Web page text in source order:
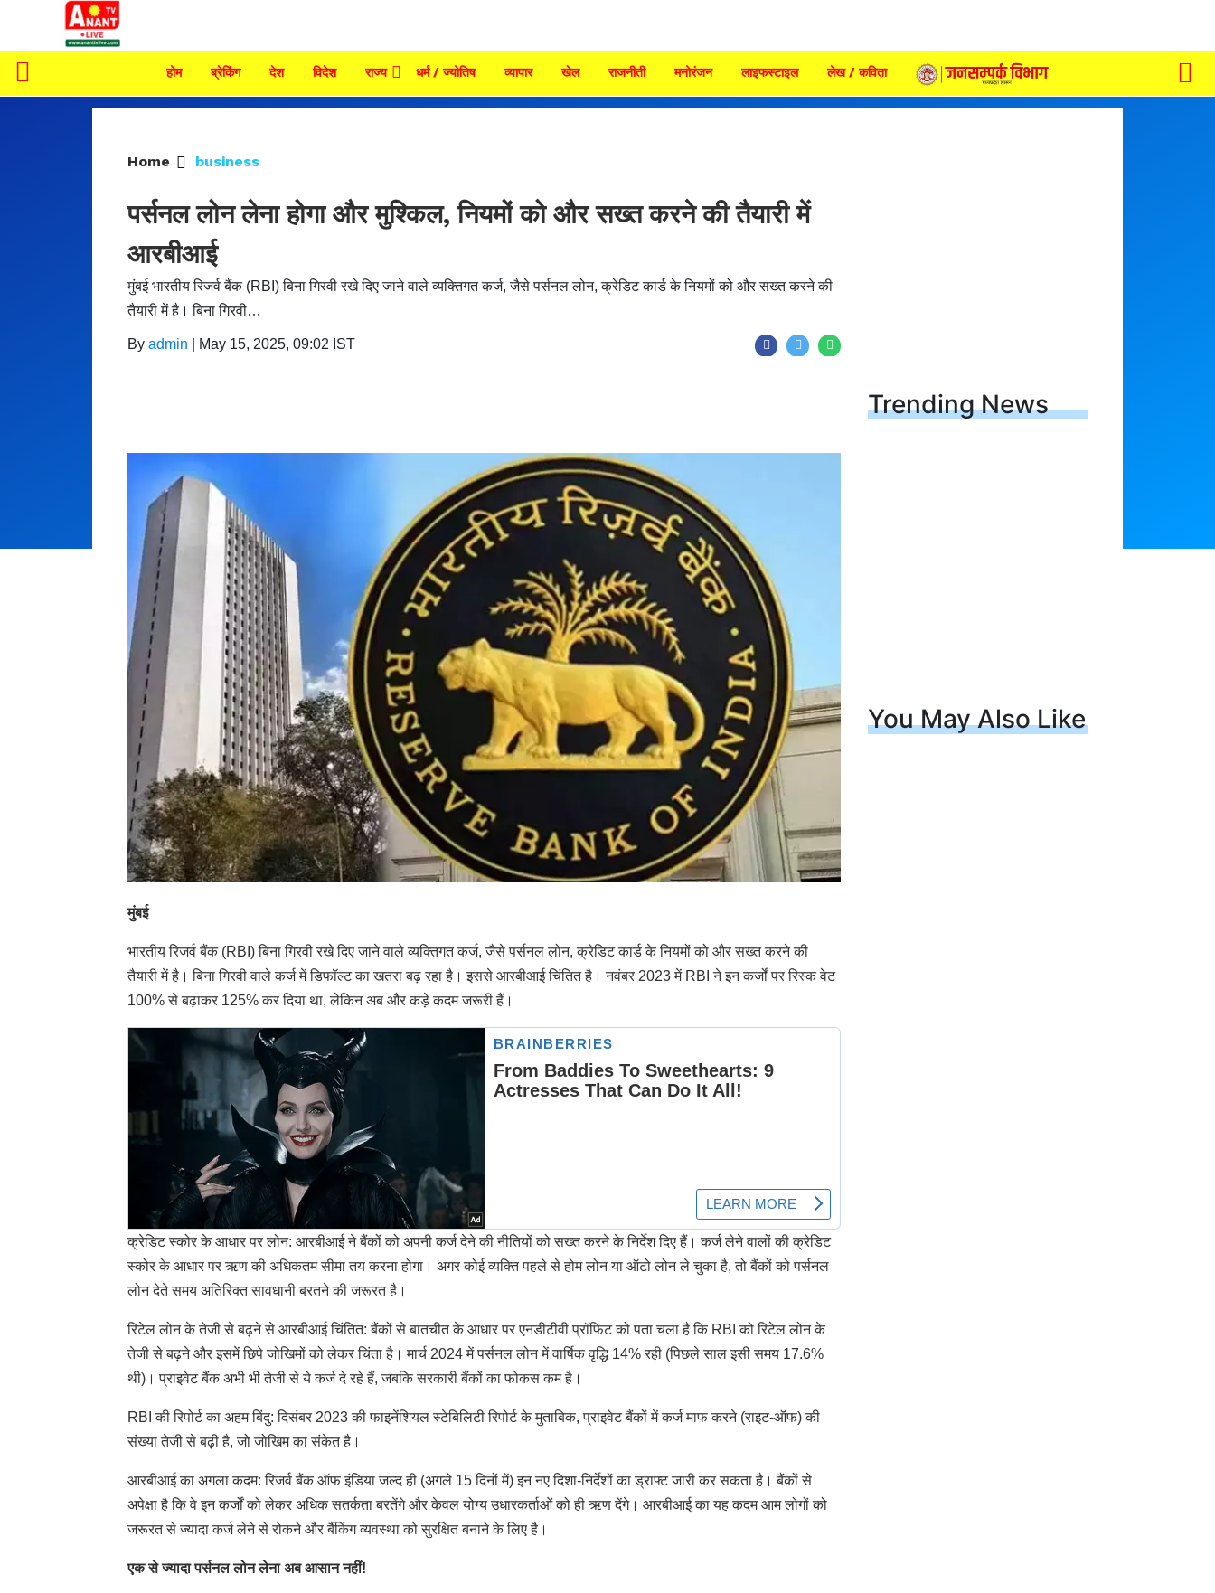
होम ब्रेकिंग देश विदेश राज्य धर्म / ज्योतिष व्यापार खेल राजनीती मनोरंजन लाइफस्टाइल लेख / कविता
Home business
पर्सनल लोन लेना होगा और मुश्किल, नियमों को और सख्त करने की तैयारी में
आरबीआई
मुंबई भारतीय रिजर्व बैंक (RBI) बिना गिरवी रखे दिए जाने वाले व्यक्तिगत कर्ज, जैसे पर्सनल लोन, क्रेडिट कार्ड के नियमों को और सख्त करने की
तैयारी में है। बिना गिरवी…
By admin May 15, 2025, 09:02 IST
मुंबई
भारतीय रिजर्व बैंक (RBI) बिना गिरवी रखे दिए जाने वाले व्यक्तिगत कर्ज, जैसे पर्सनल लोन, क्रेडिट कार्ड के नियमों को और सख्त करने की
तैयारी में है। बिना गिरवी वाले कर्ज में डिफॉल्ट का खतरा बढ़ रहा है। इससे आरबीआई चिंतित है। नवंबर 2023 में RBI ने इन कर्जों पर रिस्क वेट
100% से बढ़ाकर 125% कर दिया था, लेकिन अब और कड़े कदम जरूरी हैं।
क्रेडिट स्कोर के आधार पर लोन: आरबीआई ने बैंकों को अपनी कर्ज देने की नीतियों को सख्त करने के निर्देश दिए हैं। कर्ज लेने वालों की क्रेडिट
स्कोर के आधार पर ऋण की अधिकतम सीमा तय करना होगा। अगर कोई व्यक्ति पहले से होम लोन या ऑटो लोन ले चुका है, तो बैंकों को पर्सनल
लोन देते समय अतिरिक्त सावधानी बरतने की जरूरत है।
रिटेल लोन के तेजी से बढ़ने से आरबीआई चिंतित: बैंकों से बातचीत के आधार पर एनडीटीवी प्रॉफिट को पता चला है कि RBI को रिटेल लोन के
तेजी से बढ़ने और इसमें छिपे जोखिमों को लेकर चिंता है। मार्च 2024 में पर्सनल लोन में वार्षिक वृद्धि 14% रही (पिछले साल इसी समय 17.6%
थी)। प्राइवेट बैंक अभी भी तेजी से ये कर्ज दे रहे हैं, जबकि सरकारी बैंकों का फोकस कम है।
RBI की रिपोर्ट का अहम बिंदु: दिसंबर 2023 की फाइनेंशियल स्टेबिलिटी रिपोर्ट के मुताबिक, प्राइवेट बैंकों में कर्ज माफ करने (राइट-ऑफ) की
संख्या तेजी से बढ़ी है, जो जोखिम का संकेत है।
आरबीआई का अगला कदम: रिजर्व बैंक ऑफ इंडिया जल्द ही (अगले 15 दिनों में) इन नए दिशा-निर्देशों का ड्राफ्ट जारी कर सकता है। बैंकों से
अपेक्षा है कि वे इन कर्जों को लेकर अधिक सतर्कता बरतेंगे और केवल योग्य उधारकर्ताओं को ही ऋण देंगे। आरबीआई का यह कदम आम लोगों को
जरूरत से ज्यादा कर्ज लेने से रोकने और बैंकिंग व्यवस्था को सुरक्षित बनाने के लिए है।
एक से ज्यादा पर्सनल लोन लेना अब आसान नहीं!
Trending News
You May Also Like